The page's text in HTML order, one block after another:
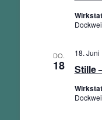
DO.
18 Stille
18. Juni